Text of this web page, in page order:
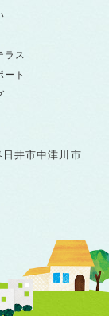
ラス
ト
日井市中津川市